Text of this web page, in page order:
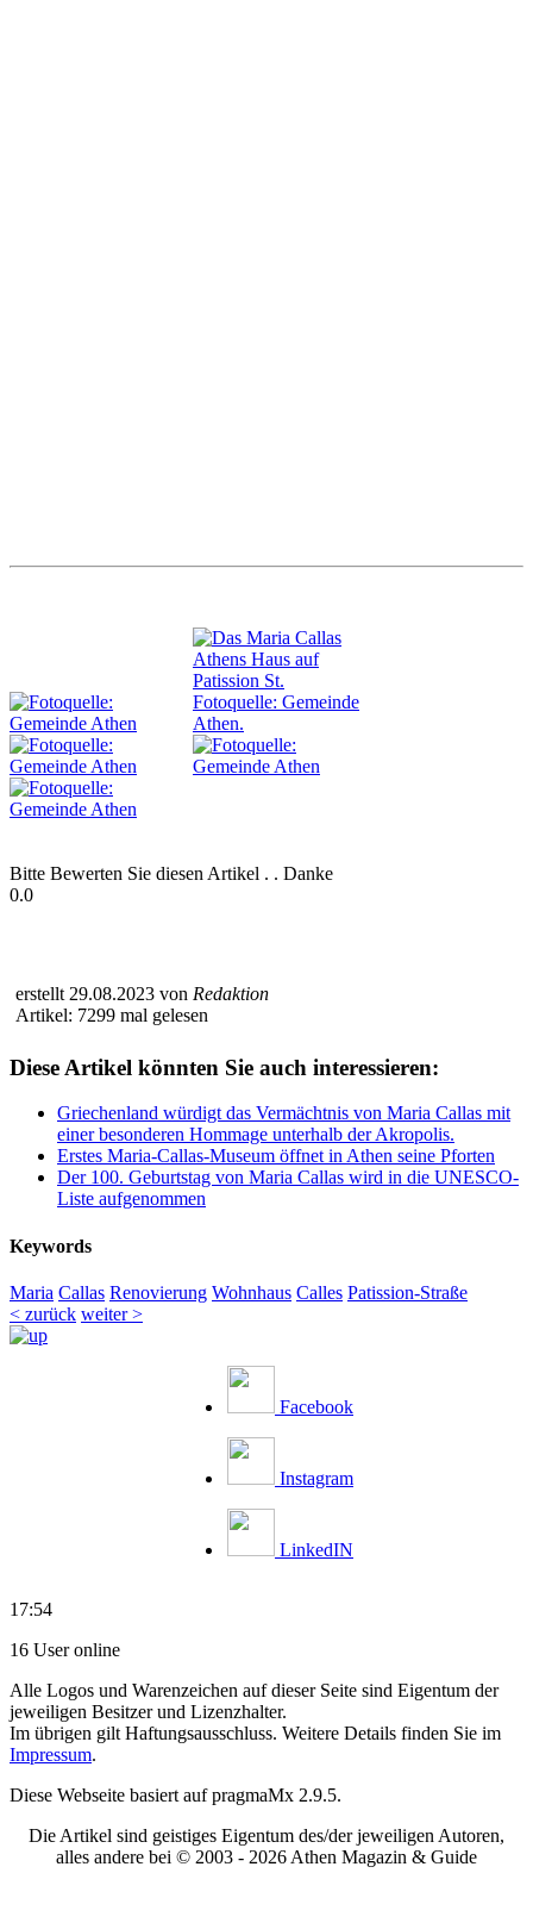
Bitte Bewerten Sie diesen Artikel . . Danke
0.0
erstellt 29.08.2023 von Redaktion
Artikel: 7299 mal gelesen
Diese Artikel könnten Sie auch interessieren:
Griechenland würdigt das Vermächtnis von Maria Callas mit
einer besonderen Hommage unterhalb der Akropolis.
Erstes Maria-Callas-Museum öffnet in Athen seine Pforten
Der 100. Geburtstag von Maria Callas wird in die UNESCO-
Liste aufgenommen
Keywords
Maria Callas Renovierung Wohnhaus Calles Patission-Straße
< zurück weiter >
Facebook
Instagram
LinkedIN
17:54
16 User online
Alle Logos und Warenzeichen auf dieser Seite sind Eigentum der
jeweiligen Besitzer und Lizenzhalter.
Im übrigen gilt Haftungsausschluss. Weitere Details finden Sie im
Impressum.
Diese Webseite basiert auf pragmaMx 2.9.5.
Die Artikel sind geistiges Eigentum des/der jeweiligen Autoren,
alles andere bei © 2003 - 2026 Athen Magazin & Guide